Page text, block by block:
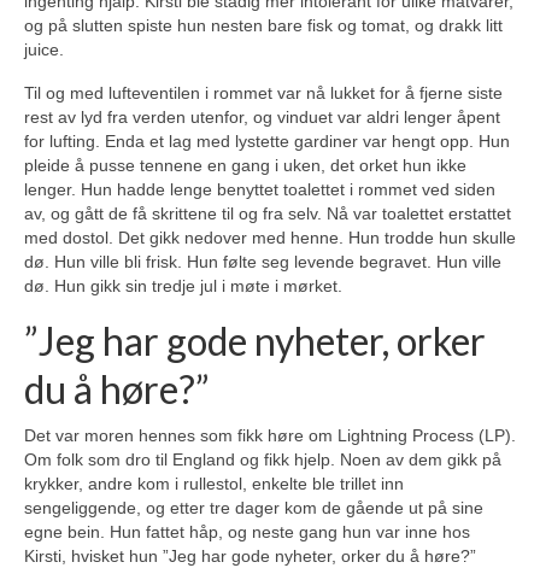
og på slutten spiste hun nesten bare fisk og tomat, og drakk litt
juice.
Til og med lufteventilen i rommet var nå lukket for å fjerne siste
rest av lyd fra verden utenfor, og vinduet var aldri lenger åpent
for lufting. Enda et lag med lystette gardiner var hengt opp. Hun
pleide å pusse tennene en gang i uken, det orket hun ikke
lenger. Hun hadde lenge benyttet toalettet i rommet ved siden
av, og gått de få skrittene til og fra selv. Nå var toalettet erstattet
med dostol. Det gikk nedover med henne. Hun trodde hun skulle
dø. Hun ville bli frisk. Hun følte seg levende begravet. Hun ville
dø. Hun gikk sin tredje jul i møte i mørket.
”Jeg har gode nyheter, orker
du å høre?”
Det var moren hennes som fikk høre om Lightning Process (LP).
Om folk som dro til England og fikk hjelp. Noen av dem gikk på
krykker, andre kom i rullestol, enkelte ble trillet inn
sengeliggende, og etter tre dager kom de gående ut på sine
egne bein. Hun fattet håp, og neste gang hun var inne hos
Kirsti, hvisket hun ”Jeg har gode nyheter, orker du å høre?”